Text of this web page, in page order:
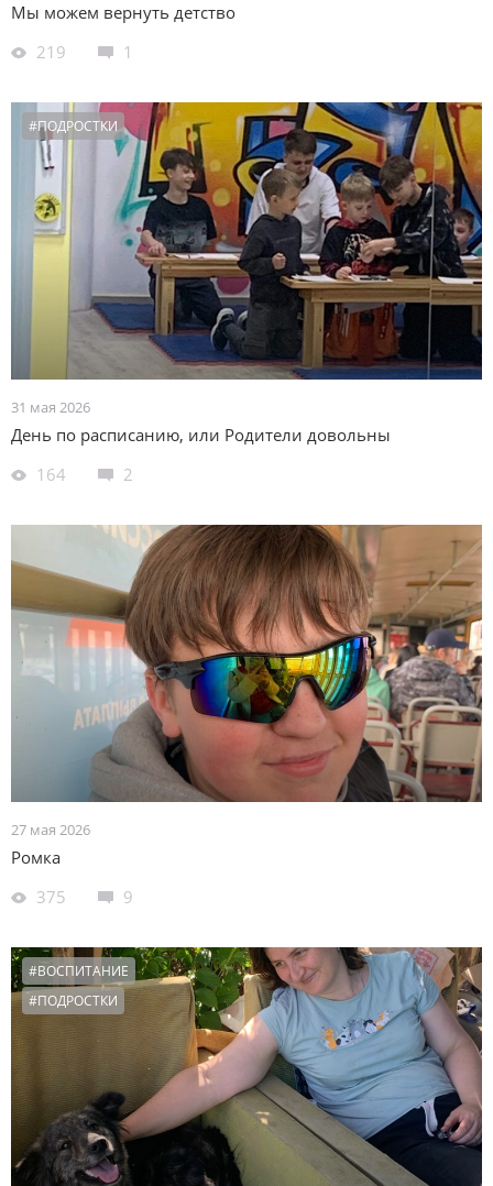
Мы можем вернуть детство
219
1
#ПОДРОСТКИ
31 мая 2026
День по расписанию, или Родители довольны
164
2
27 мая 2026
Ромка
375
9
#ВОСПИТАНИЕ
#ПОДРОСТКИ